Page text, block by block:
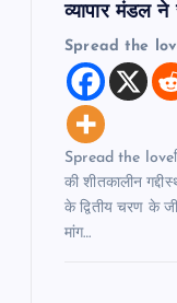
व्यापार मंडल ने
Spread the
Spread the
की शीतकालीन
के द्वितीय चरण के
मांग…